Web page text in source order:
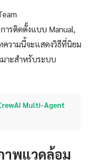
ารติดตั้งแบบ Manual,
ความนี้จะแสดงวิธีที่นิยม
าะสำหรับระบบ
Multi-Agent
าพแวดล้อม